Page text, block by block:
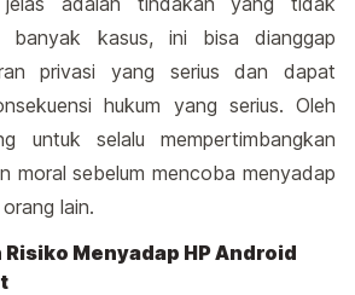
banyak kasus, ini bisa dianggap
privasi yang serius dan dapat
hukum yang serius. Oleh
untuk selalu mempertimbangkan
moral sebelum mencoba menyadap
lain.
Menyadap HP Android